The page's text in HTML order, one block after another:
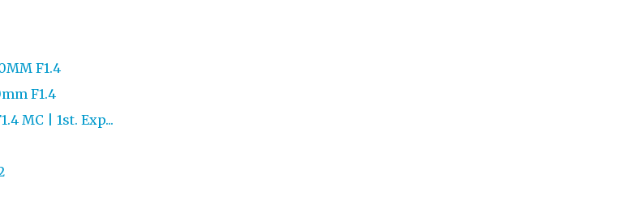
F1.4
F1.4
MC | 1st. Exp...